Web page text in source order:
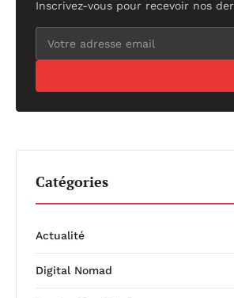
Inscrivez-vous pour recevoir nos
Catégories
Actualité
Digital Nomad